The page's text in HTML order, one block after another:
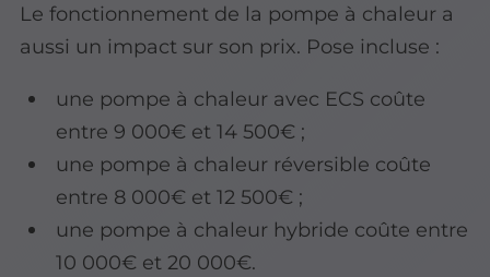
Le fonctionnement de la pompe à chaleur a
aussi un impact sur son prix. Pose incluse :
une pompe à chaleur avec ECS coûte
entre 9 000€ et 14 500€ ;
une pompe à chaleur réversible coûte
entre 8 000€ et 12 500€ ;
une pompe à chaleur hybride coûte entre
10 000€ et 20 000€.